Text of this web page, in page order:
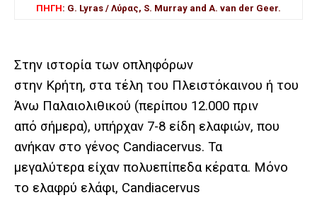
ΠΗΓΗ: G. Lyras / Λύρας, S. Murray and A. van der Geer.
Στην ιστορία των οπληφόρων
στην Κρήτη, στα τέλη του Πλειστόκαινου ή του
Άνω Παλαιολιθικού (περίπου 12.000 πριν
από σήμερα), υπήρχαν 7-8 είδη ελαφιών, που
ανήκαν στο γένος Candiacervus. Τα
μεγαλύτερα είχαν πολυεπίπεδα κέρατα. Μόνο
το ελαφρύ ελάφι, Candiacervus